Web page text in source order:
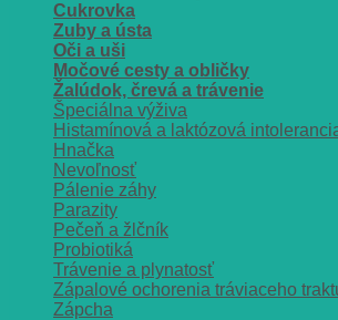
Cukrovka
Zuby a ústa
Oči a uši
Močové cesty a obličky
Žalúdok, črevá a trávenie
Špeciálna výživa
Histamínová a laktózová
Hnačka
Nevoľnosť
Pálenie záhy
Parazity
Pečeň a žlčník
Probiotiká
Trávenie a plynatosť
Zápalové ochorenia tráviaceho
Zápcha